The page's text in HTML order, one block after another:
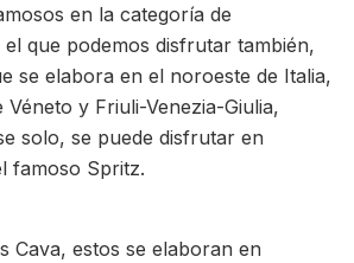
en la categoría de
que podemos disfrutar también,
se elabora en el noroeste de Italia,
Véneto y Friuli-Venezia-Giulia,
solo, se puede disfrutar en
famoso Spritz.
Cava, estos se elaboran en